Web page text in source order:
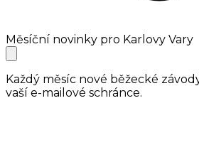
Měsíční novinky pro Karlovy Vary
Každý měsíc nové běžecké
vaší e-mailové schránce.